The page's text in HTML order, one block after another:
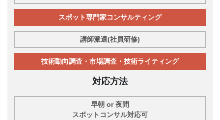
スポット専門家コンサルティング
講師派遣(社員研修)
技術動向調査・市場調査・技術ライティング
対応方法
早朝 or 夜間
スポットコンサル対応可